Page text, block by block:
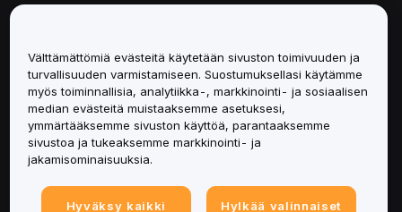
Palvelut
Tuki
Tuotteet
Lakiasiat
Välttämättömiä evästeitä käytetään sivuston toimivuuden ja
turvallisuuden varmistamiseen. Suostumuksellasi käytämme
myös toiminnallisia, analytiikka-, markkinointi- ja sosiaalisen
median evästeitä muistaaksemme asetuksesi,
ymmärtääksemme sivuston käyttöä, parantaaksemme
sivustoa ja tukeaksemme markkinointi- ja
jakamisominaisuuksia.
Hyväksy kaikki Hylkää valinnaiset